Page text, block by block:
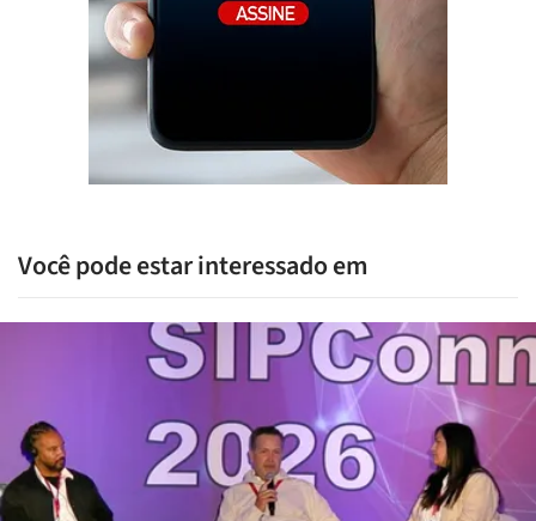
Você pode estar interessado em